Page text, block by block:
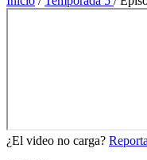
¿El video no carga?